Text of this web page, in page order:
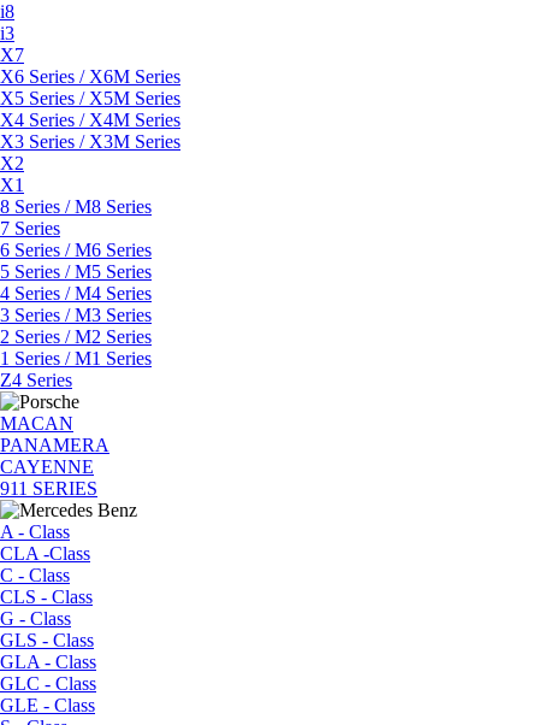
i8
i3
X7
X6 Series / X6M Series
X5 Series / X5M Series
X4 Series / X4M Series
X3 Series / X3M Series
X2
X1
8 Series / M8 Series
7 Series
6 Series / M6 Series
5 Series / M5 Series
4 Series / M4 Series
3 Series / M3 Series
2 Series / M2 Series
1 Series / M1 Series
Z4 Series
MACAN
PANAMERA
CAYENNE
911 SERIES
A - Class
CLA -Class
C - Class
CLS - Class
G - Class
GLS - Class
GLA - Class
GLC - Class
GLE - Class